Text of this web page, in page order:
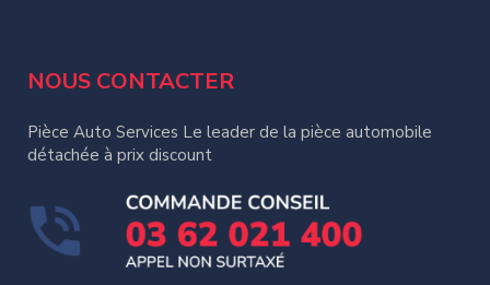
NOUS CONTACTER
Pièce Auto Services Le leader de la pièce automobile
détachée à prix discount